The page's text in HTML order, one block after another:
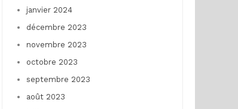
janvier 2024
décembre 2023
novembre 2023
octobre 2023
septembre 2023
août 2023